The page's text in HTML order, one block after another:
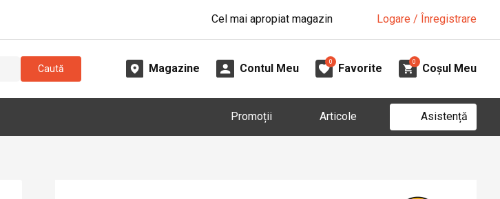
Cel mai apropiat magazin Logare / Înregistrare
Caută Magazine Contul Meu
0
Favorite
0
Coșul Meu
Promoții Articole Asistență